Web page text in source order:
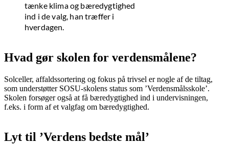
tænke klima og bæredygtighed
ind i de valg, han træffer i
hverdagen.
Hvad gør skolen for verdensmålene?
Solceller, affaldssortering og fokus på trivsel er nogle af de tiltag,
som understøtter SOSU-skolens status som ’Verdensmålsskole’.
Skolen forsøger også at få bæredygtighed ind i undervisningen,
f.eks. i form af et valgfag om bæredygtighed.
Lyt til ’Verdens bedste mål’